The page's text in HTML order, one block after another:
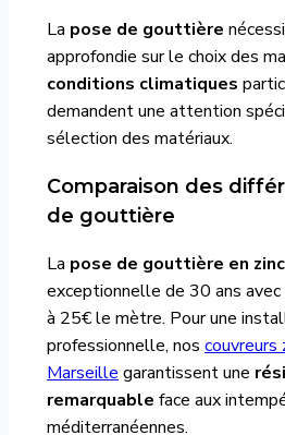
La pose de gouttière
approfondie sur le choix des
conditions climatiques
demandent une attention
sélection des matériaux.
Comparaison des
de gouttière
La pose de gouttière en zinc
exceptionnelle de 30 ans avec
à 25€ le mètre. Pour une
professionnelle, nos couvreurs
Marseille garantissent une
remarquable face aux
méditerranéennes.